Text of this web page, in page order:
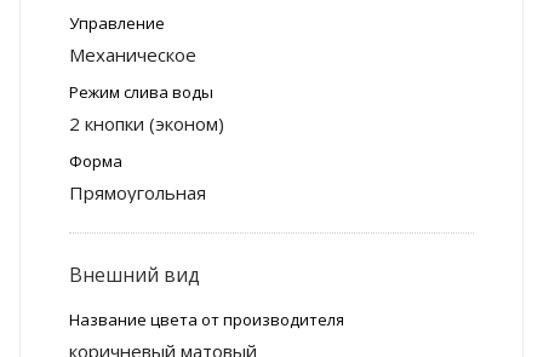
Управление
Механическое
Режим слива воды
2 кнопки (эконом)
Форма
Прямоугольная
Внешний вид
Название цвета от производителя
коричневый матовый